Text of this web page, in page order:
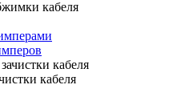
кабеля
кабеля